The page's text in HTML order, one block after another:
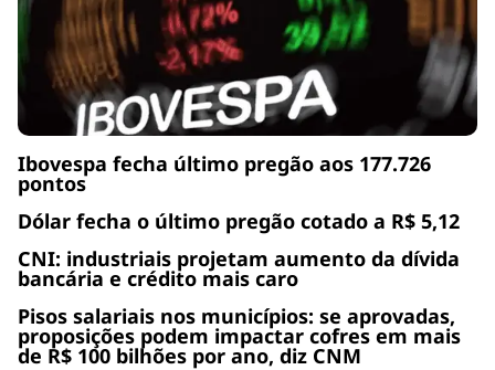
Ibovespa fecha último pregão aos 177.726
pontos
Dólar fecha o último pregão cotado a R$ 5,12
CNI: industriais projetam aumento da dívida
bancária e crédito mais caro
Pisos salariais nos municípios: se aprovadas,
proposições podem impactar cofres em mais
de R$ 100 bilhões por ano, diz CNM